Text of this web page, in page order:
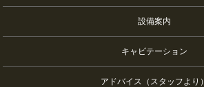
設備案内
キャビテーション
アドバイス（スタッフより）